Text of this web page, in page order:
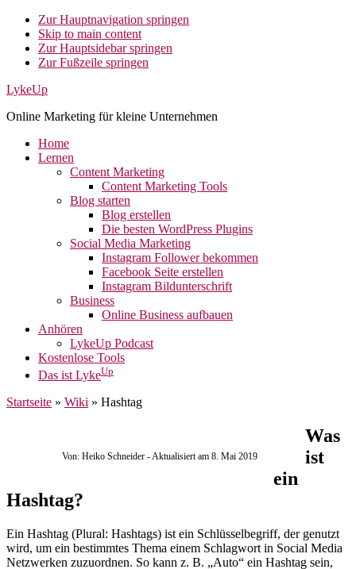
Zur Hauptnavigation springen
Skip to main content
Zur Hauptsidebar springen
Zur Fußzeile springen
LykeUp
Online Marketing für kleine Unternehmen
Home
Lernen
Content Marketing
Content Marketing Tools
Blog starten
Blog erstellen
Die besten WordPress Plugins
Social Media Marketing
Instagram Follower bekommen
Facebook Seite erstellen
Instagram Bildunterschrift
Business
Online Business aufbauen
Anhören
LykeUp Podcast
Kostenlose Tools
Das ist LykeUp
Startseite » Wiki » Hashtag
Von: Heiko Schneider - Aktualisiert am 8. Mai 2019
Was
ist
ein
Hashtag?
Ein Hashtag (Plural: Hashtags) ist ein Schlüsselbegriff, der genutzt
wird, um ein bestimmtes Thema einem Schlagwort in Social Media
Netzwerken zuzuordnen. So kann z. B. „Auto“ ein Hashtag sein,